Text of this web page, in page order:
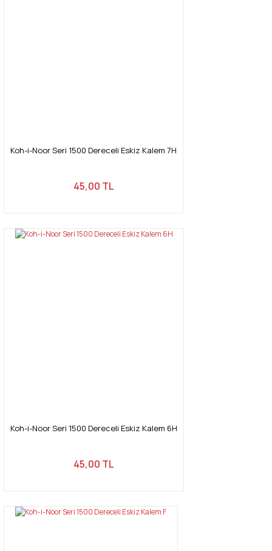
Koh-i-Noor Seri 1500 Dereceli Eskiz Kalem 7H
45,00 TL
Koh-i-Noor Seri 1500 Dereceli Eskiz Kalem 6H
45,00 TL